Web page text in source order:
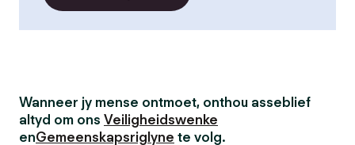
Wanneer jy mense ontmoet, onthou asseblief
altyd om ons Veiligheidswenke
enGemeenskapsriglyne te volg.